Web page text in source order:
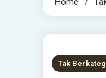
2 MINS
Tak